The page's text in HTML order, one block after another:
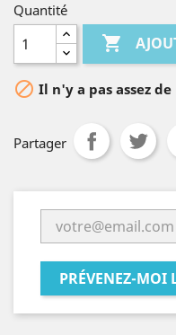
Quantité

 Il n'y a pas assez
Partager
PRÉVENEZ-MOI